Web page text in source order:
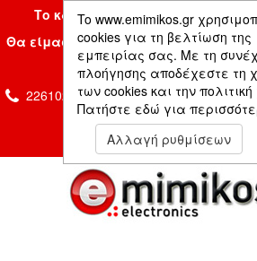
To www.emimikos.gr
cookies για τη βελτίωση της
εμπειρίας σας. Με τη
πλοήγησης αποδέχεστε τη
των cookies και την
Πατήστε εδώ για
Αλλαγή ρυθμίσεων
Το κατάστημα μας είναι
Θα είμαστε και πάλι μαζί σας την
Σας ευχόμαστε ένα όμορφο
2261026435 & 2261081666
Μέλους